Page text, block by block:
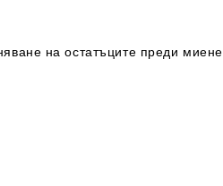
на остатъците преди миене.